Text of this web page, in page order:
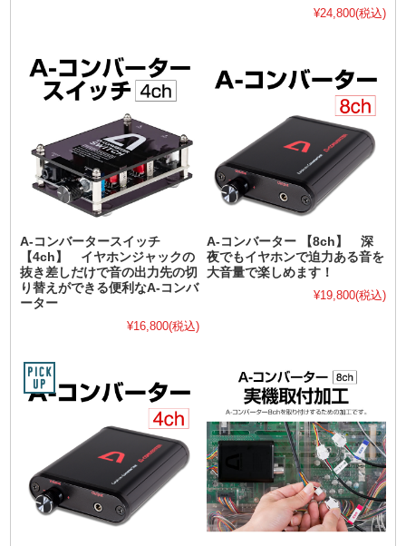
¥24,800(税込)
A-コンバータースイッチ
【4ch】 イヤホンジャックの
抜き差しだけで音の出力先の切
り替えができる便利なA-コンバ
ーター
¥16,800(税込)
A-コンバーター 【8ch】 深
夜でもイヤホンで迫力ある音を
大音量で楽しめます！
¥19,800(税込)